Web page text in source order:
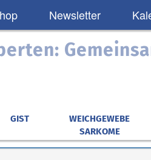
Newsletter
GIST
WEICHGEWEBE
SARKOME